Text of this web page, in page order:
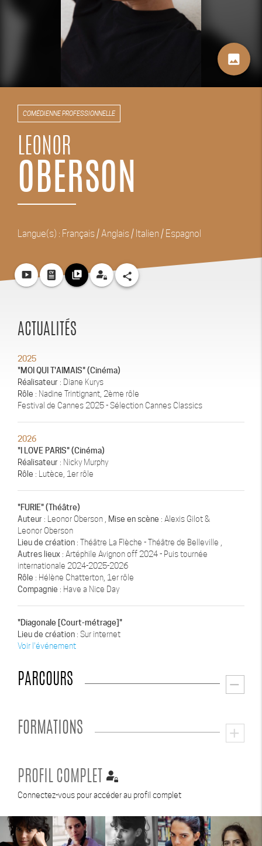
image
COMÉDIENNE PROFESSIONNELLE
LEONOR
OBERSON
Langue(s) : Français / Anglais / Italien / Espagnol
smart_display video_library share
ACTUALITÉS
2025
"MOI QUI T'AIMAIS" (Cinéma)
Réalisateur : Diane Kurys
Rôle : Nadine Trintignant, 2ème rôle
Festival de Cannes 2025 - Sélection Cannes Classics
2026
"I LOVE PARIS" (Cinéma)
Réalisateur : Nicky Murphy
Rôle : Lutèce, 1er rôle
"FURIE" (Théâtre)
Auteur : Leonor Oberson , Mise en scène : Alexis Gilot &
Leonor Oberson
Lieu de création : Théâtre La Flèche - Théâtre de Belleville ,
Autres lieux : Artéphile Avignon off 2024 - Puis tournée
internationale 2024-2025-2026
Rôle : Hélène Chatterton, 1er rôle
Compagnie : Have a Nice Day
"Diagonale [Court-métrage]"
Lieu de création : Sur internet
Voir l'événement
PARCOURS remove
FORMATIONS add
PROFIL COMPLET
Connectez-vous pour accéder au profil complet